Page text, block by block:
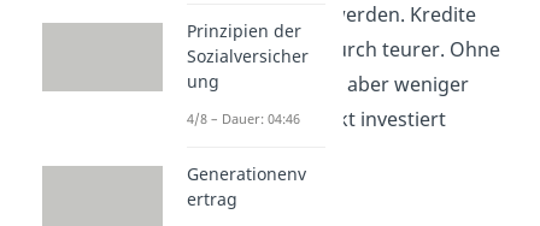
begünstigt werden. Kredite
werden dadurch teurer. Ohne
Kredite kann aber weniger
Geld im Markt investiert
Prinzipien der
Sozialversicher
ung
4/8 – Dauer: 04:46
Generationenv
ertrag